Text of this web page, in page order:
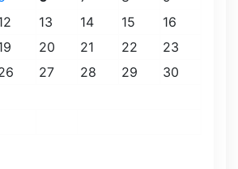
13 14 15
16
20 21 22
23
27 28 29
30